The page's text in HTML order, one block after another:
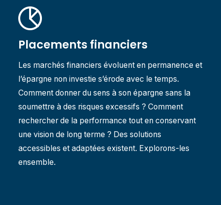
Placements financiers
Les marchés financiers évoluent en permanence et
l’épargne non investie s’érode avec le temps.
Comment donner du sens à son épargne sans la
soumettre à des risques excessifs ? Comment
rechercher de la performance tout en conservant
une vision de long terme ? Des solutions
accessibles et adaptées existent. Explorons-les
ensemble.